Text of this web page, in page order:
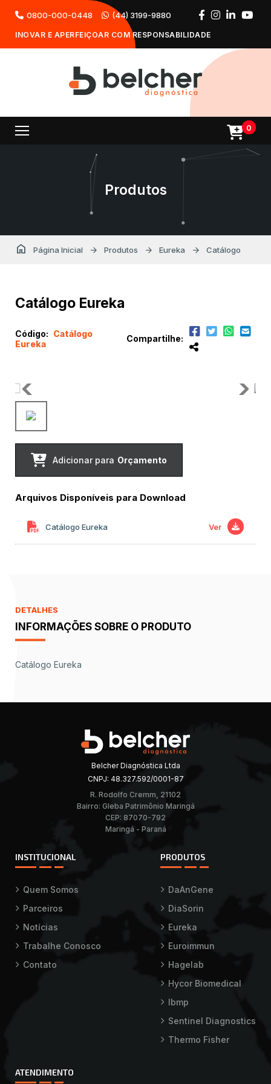
0800-000-0448 (44) 3199-9880
INOVAR E APERFEIÇOAR COM RESPONSABILIDADE
0
Produtos
home Página Inicial arrow_forward Produtos arrow_forward Eureka arrow_forward Catálogo
Catálogo Eureka
Código: Catálogo
Eureka
Compartilhe:
Adicionar para Orçamento
Arquivos Disponíveis para Download
Catálogo Eureka Ver
DETALHES
INFORMAÇÕES SOBRE O PRODUTO
Catálogo Eureka
Belcher Diagnóstica Ltda
CNPJ: 48.327.592/0001-87
R. Rodolfo Cremm, 21102
Bairro: Gleba Patrimônio Maringá
CEP: 87070-792
Maringá - Paraná
INSTITUCIONAL
Quem Somos
Parceiros
Notícias
Trabalhe Conosco
Contato
PRODUTOS
DaAnGene
DiaSorin
Eureka
Euroimmun
Hagelab
Hycor Biomedical
Ibmp
Sentinel Diagnostics
Thermo Fisher
ATENDIMENTO